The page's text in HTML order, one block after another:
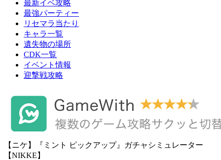
最新イベ攻略
最強パーティー
リセマラ当たり
キャラ一覧
遺失物の場所
CDK一覧
イベント情報
迎撃戦攻略
【ニケ】『ミント ピックアップ』ガチャシミュレーター
【NIKKE】